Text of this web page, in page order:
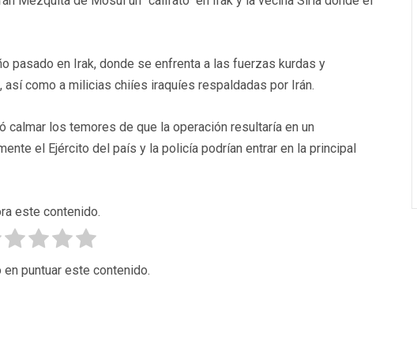
pasado en Irak, donde se enfrenta a las fuerzas kurdas y
como a milicias chiíes iraquíes respaldadas por Irán.
calmar los temores de que la operación resultaría en un
el Ejército del país y la policía podrían entrar en la principal
este contenido.
puntuar este contenido.